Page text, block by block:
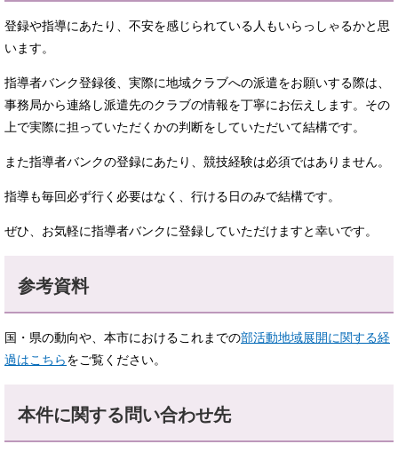
登録や指導にあたり、不安を感じられている人もいらっしゃるかと思
います。
指導者バンク登録後、実際に地域クラブへの派遣をお願いする際は、
事務局から連絡し派遣先のクラブの情報を丁寧にお伝えします。その
上で実際に担っていただくかの判断をしていただいて結構です。
また指導者バンクの登録にあたり、競技経験は必須ではありません。
指導も毎回必ず行く必要はなく、行ける日のみで結構です。
ぜひ、お気軽に指導者バンクに登録していただけますと幸いです。
参考資料
国・県の動向や、本市におけるこれまでの部活動地域展開に関する経
過はこちらをご覧ください。
本件に関する問い合わせ先